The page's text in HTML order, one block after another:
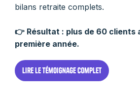
bilans retraite complets.
👉 Résultat : plus de 60 clients
première année.
Lire le témoignage complet